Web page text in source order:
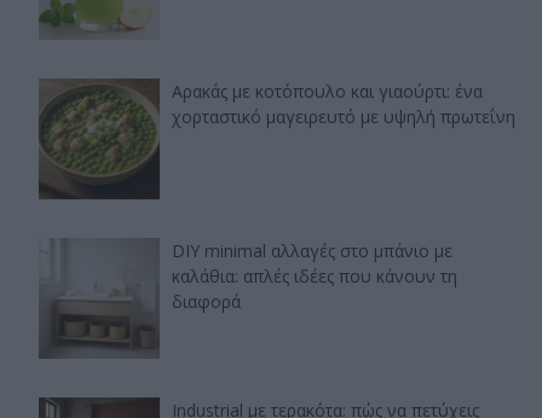
Αρακάς με κοτόπουλο και γιαούρτι: ένα
χορταστικό μαγειρευτό με υψηλή πρωτεΐνη
DIY minimal αλλαγές στο μπάνιο με
καλάθια: απλές ιδέες που κάνουν τη
διαφορά
Industrial με τερακότα: πώς να πετύχεις